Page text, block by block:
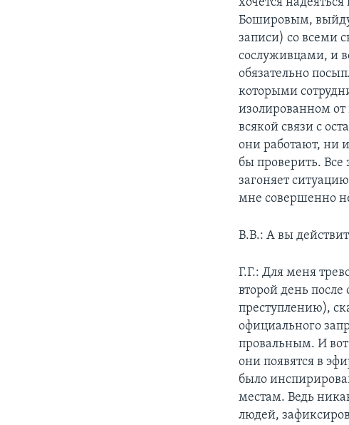
Бошировым,
записи) со всеми
сослуживцами, и
обязательно
которыми
изолированном от
всякой связи с
они работают, ни
бы проверить. Все
загоняет
мне совершенно
В.В.: А вы
Г.Г.: Для меня
второй день
преступлению),
официального
провальным. И вот
они появятся в
было
местам. Ведь
людей,